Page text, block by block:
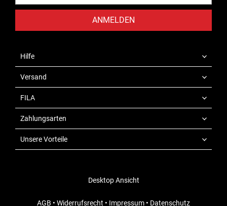
ANMELDEN
Hilfe
Versand
FILA
Zahlungsarten
Unsere Vorteile
Desktop Ansicht
AGB • Widerrufsrecht • Impressum • Datenschutz